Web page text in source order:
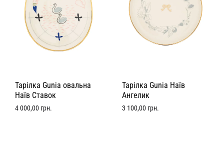
Тарілка Gunia овальна
Наїв Ставок
4 000,00 грн.
Тарілка Gunia Наїв
Ангелик
3 100,00 грн.